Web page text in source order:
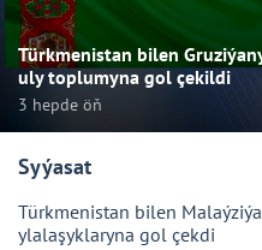
Türkmenistan bilen
uly toplumyna gol çekildi
3 hepde öň
Syýasat
Türkmenistan bilen
ylalaşyklaryna gol çekdi